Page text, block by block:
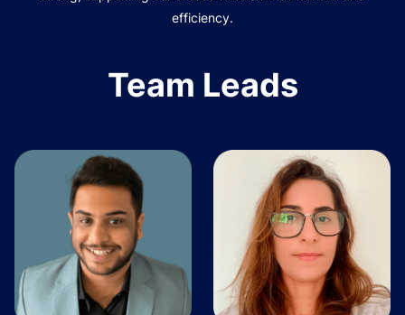
efficiency.
Team Leads